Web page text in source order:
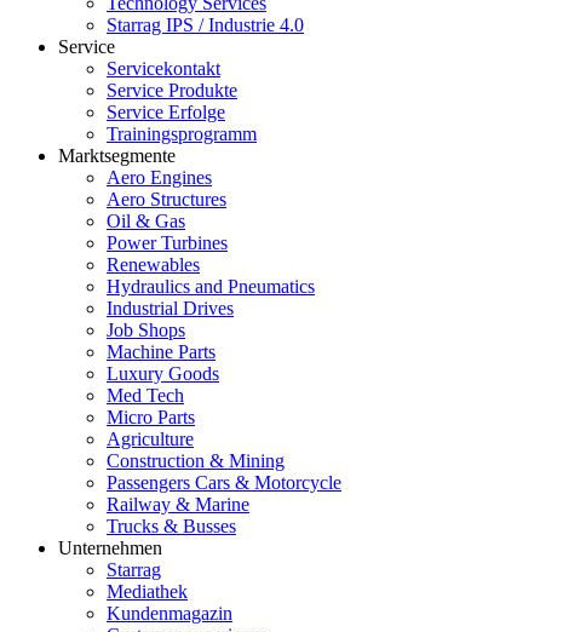
Starrag IPS / Industrie 4.0
Service
Servicekontakt
Service Produkte
Service Erfolge
Trainingsprogramm
Marktsegmente
Aero Engines
Aero Structures
Oil & Gas
Power Turbines
Renewables
Hydraulics and Pneumatics
Industrial Drives
Job Shops
Machine Parts
Luxury Goods
Med Tech
Micro Parts
Agriculture
Construction & Mining
Passengers Cars & Motorcycle
Railway & Marine
Trucks & Busses
Unternehmen
Starrag
Mediathek
Kundenmagazin